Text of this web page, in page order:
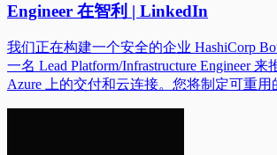
Engineer 在智利 | LinkedIn
我们正在构建一个安全的企业 HashiCorp
一名 Lead Platform/Infrastructure Engineer 来
Azure 上的交付和云连接。您将制定可重用